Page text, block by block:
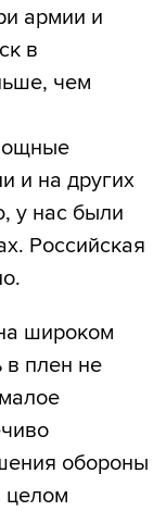
армии и
в
чем
и на других
у нас были
Российская
широком
в плен не
обороны
целом